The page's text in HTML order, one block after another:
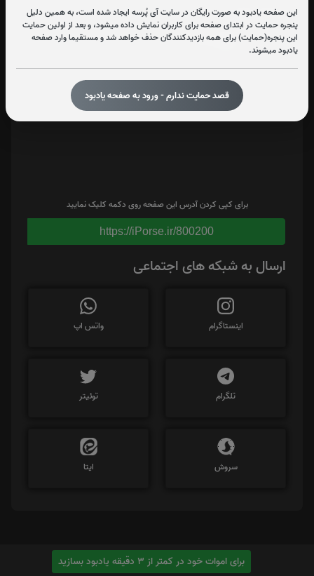
این صفحه یادبود به صورت رایگان در سایت آی پُرسه ایجاد شده است، به همین دلیل
پنجره حمایت در ابتدای صفحه برای کاربران نمایش داده میشود، و بعد از اولین حمایت
این پنجره(حمایت) برای همه بازدیدکنندگان حذف خواهد شد و مستقیما وارد صفحه
یادبود میشوند.
قصد حمایت ندارم - ورود به صفحه یادبود
اشتراک گذاری
برای کپی کردن آدرس این صفحه روی دکمه کلیک نمایید
https://iPorse.ir/800200
ارسال به شبکه های اجتماعی
اینستاگرام واتس اپ
تلگرام توئیتر
سروش ایتا
برای اموات خود در کمتر از 3 دقیقه یادبود بسازید